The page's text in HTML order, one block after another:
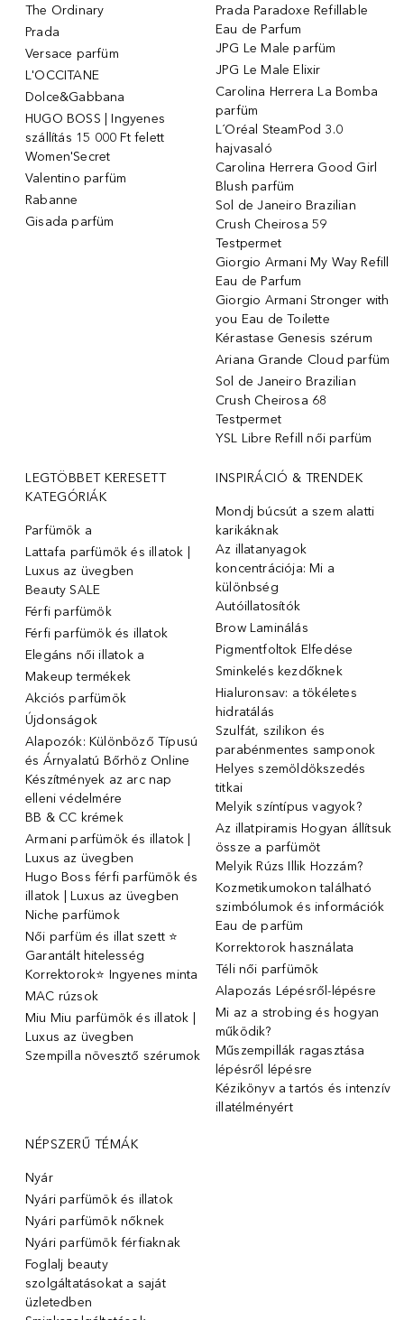
The Ordinary
Prada
Versace parfüm
L'OCCITANE
Dolce&Gabbana
HUGO BOSS | Ingyenes
szállítás 15 000 Ft felett
Women'Secret
Valentino parfüm
Rabanne
Gisada parfüm
Prada Paradoxe Refillable
Eau de Parfum
JPG Le Male parfüm
JPG Le Male Elixir
Carolina Herrera La Bomba
parfüm
L´Oréal SteamPod 3.0
hajvasaló
Carolina Herrera Good Girl
Blush parfüm
Sol de Janeiro Brazilian
Crush Cheirosa 59
Testpermet
Giorgio Armani My Way Refill
Eau de Parfum
Giorgio Armani Stronger with
you Eau de Toilette
Kérastase Genesis szérum
Ariana Grande Cloud parfüm
Sol de Janeiro Brazilian
Crush Cheirosa 68
Testpermet
YSL Libre Refill női parfüm
LEGTÖBBET KERESETT
KATEGÓRIÁK
Parfümök ️a
Lattafa parfümök és illatok |
Luxus az üvegben
Beauty SALE
Férfi parfümök
Férfi parfümök és illatok
Elegáns női illatok ️a
Makeup termékek
Akciós parfümök
Újdonságok
Alapozók: Különböző Típusú
és Árnyalatú Bőrhöz Online
Készítmények az arc nap
elleni védelmére
BB & CC krémek
Armani parfümök és illatok |
Luxus az üvegben
Hugo Boss férfi parfümök és
illatok | Luxus az üvegben
Niche parfümok
Női parfüm és illat szett ⭐
Garantált hitelesség
Korrektorok⭐ Ingyenes minta
MAC rúzsok
Miu Miu parfümök és illatok |
Luxus az üvegben
Szempilla növesztő szérumok
INSPIRÁCIÓ & TRENDEK
Mondj búcsút a szem alatti
karikáknak
Az illatanyagok
koncentrációja: Mi a
különbség
Autóillatosítók
Brow Laminálás
Pigmentfoltok Elfedése
Sminkelés kezdőknek
Hialuronsav: a tökéletes
hidratálás
Szulfát, szilikon és
parabénmentes samponok
Helyes szemöldökszedés
titkai
Melyik színtípus vagyok?
Az illatpiramis Hogyan állítsuk
össze a parfümöt
Melyik Rúzs Illik Hozzám?
Kozmetikumokon található
szimbólumok és információk
Eau de parfüm
Korrektorok használata
Téli női parfümök
Alapozás Lépésről-lépésre
Mi az a strobing és hogyan
működik?
Műszempillák ragasztása
lépésről lépésre
Kézikönyv a tartós és intenzív
illatélményért
NÉPSZERŰ TÉMÁK
Nyár
Nyári parfümök és illatok
Nyári parfümök nőknek
Nyári parfümök férfiaknak
Foglalj beauty
szolgáltatásokat a saját
üzletedben